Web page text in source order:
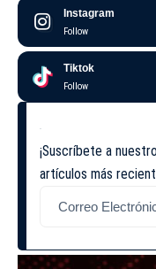
Instagram
Follow
Tiktok
Follow
¡Suscríbete a
artículos más